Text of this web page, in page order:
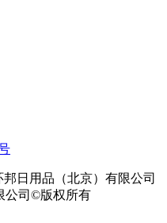
日用品（北京）有限公司
公司©版权所有